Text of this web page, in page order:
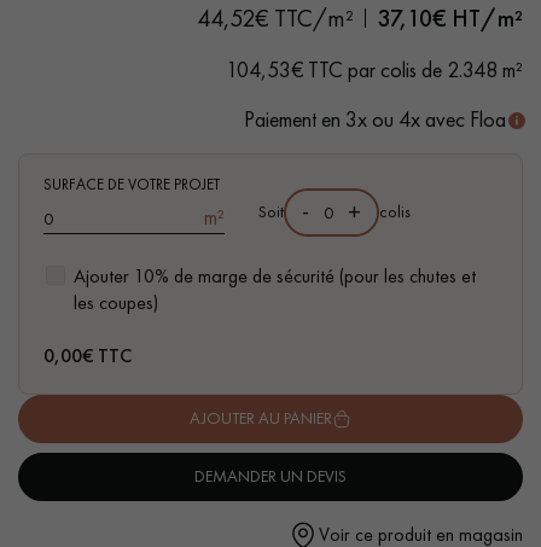
VOUS AVEZ UN PROJET ?
Nos experts sont à votre disposition pour vous guider pas à
pas dans le choix et la pose de votre parquet.
Un expert Décoplus Parquets vous appelle
Demandez un rendez-vous personnalisé
- Lames Largeur XL 17,6 cm
- Adapté aux passages fréquents
44,52€ TTC/m² 37,10€ HT/m²
104,53€ TTC par colis de 2.348 m²
Paiement en 3x ou 4x avec Floa
SURFACE DE VOTRE PROJET
m²
Ajouter 10% de marge de sécurité (pour les chutes et
les coupes)
Soit - + colis
0,00€ TTC
AJOUTER AU PANIER
DEMANDER UN DEVIS
Voir ce produit en magasin